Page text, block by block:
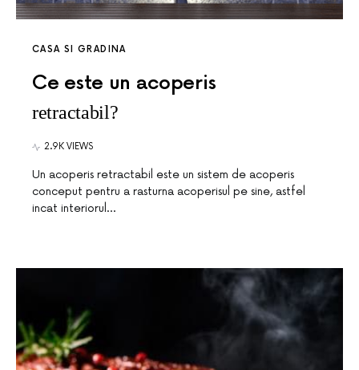
CASA SI GRADINA
Ce este un acoperis
retractabil?
2.9K VIEWS
Un acoperis retractabil este un sistem de acoperis
conceput pentru a rasturna acoperisul pe sine, astfel
incat interiorul…